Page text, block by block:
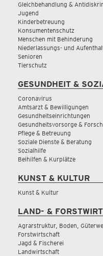
Gleichbehandlung &
Jugend
Kinderbetreuung
Konsumentenschutz
Menschen mit Behinderung
Niederlassungs- und
Senioren
Tierschutz
GESUNDHEIT &
Coronavirus
Amtsarzt & Bewilligungen
Gesundheitseinrichtungen
Gesundheitsvorsorge &
Pflege & Betreuung
Soziale Dienste & Beratung
Sozialhilfe
Beihilfen & Kurplätze
KUNST & KULTUR
Kunst & Kultur
LAND- &
Agrarstruktur, Boden,
Forstwirtschaft
Jagd & Fischerei
Landwirtschaft